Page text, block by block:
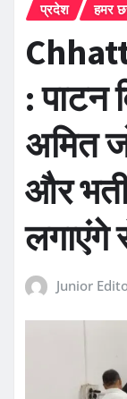
प्रदेश
हमर
: पाटन
अमित
और
Junior